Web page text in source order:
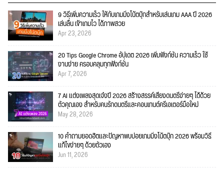
9 วิธีเพิ่มความเร็ว ให้กับเกมมิ่งโน้ตบุ๊กสำหรับเล่นเกม AAA ปี 2026
เล่นลื่น เข้าเกมไว ได้ภาพสวย
Apr 23, 2026
20 Tips Google Chrome อัปเดต 2026 เพิ่มฟังก์ชั่น ความเร็ว ใช้
งานง่าย ครอบคลุมทุกฟังก์ชั่น
Apr 7, 2026
7 AI แต่งเพลงสุดเจ๋งปี 2026 สร้างสรรค์เสียงดนตรีง่ายๆ ได้ด้วย
ตัวคุณเอง สำหรับคนรักดนตรีและคอนเทนต์ครีเอเตอร์มือใหม่
May 28, 2026
10 คำถามยอดฮิตและปัญหาพบบ่อยเกมมิ่งโน้ตบุ๊ก 2026 พร้อมวิธี
แก้ไขง่ายๆ ด้วยตัวเอง
Jun 11, 2026